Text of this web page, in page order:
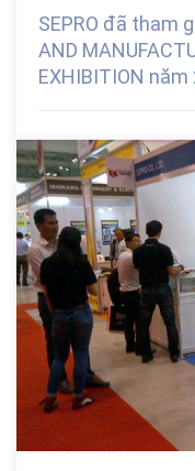
SEPRO đã tham
AND
EXHIBITION năm